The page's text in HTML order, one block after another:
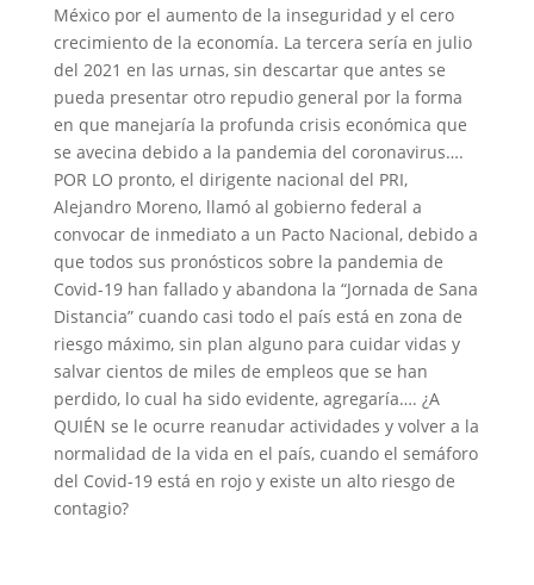
México por el aumento de la inseguridad y el cero
crecimiento de la economía. La tercera sería en julio
del 2021 en las urnas, sin descartar que antes se
pueda presentar otro repudio general por la forma
en que manejaría la profunda crisis económica que
se avecina debido a la pandemia del coronavirus….
POR LO pronto, el dirigente nacional del PRI,
Alejandro Moreno, llamó al gobierno federal a
convocar de inmediato a un Pacto Nacional, debido a
que todos sus pronósticos sobre la pandemia de
Covid-19 han fallado y abandona la “Jornada de Sana
Distancia” cuando casi todo el país está en zona de
riesgo máximo, sin plan alguno para cuidar vidas y
salvar cientos de miles de empleos que se han
perdido, lo cual ha sido evidente, agregaría…. ¿A
QUIÉN se le ocurre reanudar actividades y volver a la
normalidad de la vida en el país, cuando el semáforo
del Covid-19 está en rojo y existe un alto riesgo de
contagio?